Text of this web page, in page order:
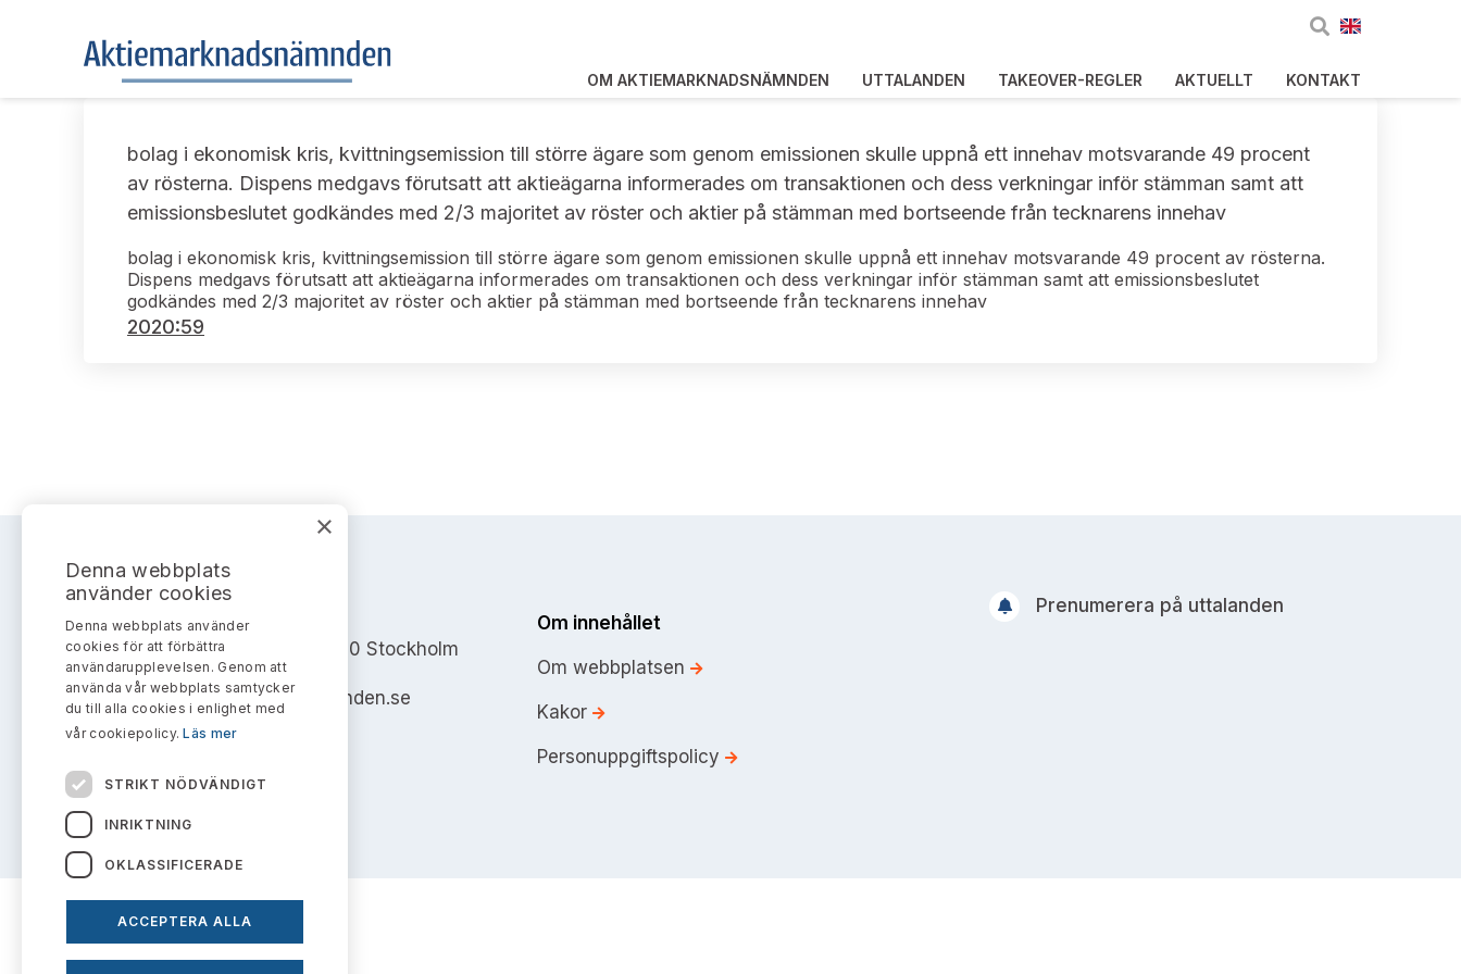
OM AKTIEMARKNADSNÄMNDEN UTTALANDEN TAKEOVER-REGLER AKTUELLT KONTAKT
bolag i ekonomisk kris, kvittningsemission till större ägare som genom emissionen skulle uppnå ett innehav motsvarande 49 procent
av rösterna. Dispens medgavs förutsatt att aktieägarna informerades om transaktionen och dess verkningar inför stämman samt att
emissionsbeslutet godkändes med 2/3 majoritet av röster och aktier på stämman med bortseende från tecknarens innehav
bolag i ekonomisk kris, kvittningsemission till större ägare som genom emissionen skulle uppnå ett innehav motsvarande 49 procent av rösterna.
Dispens medgavs förutsatt att aktieägarna informerades om transaktionen och dess verkningar inför stämman samt att emissionsbeslutet
godkändes med 2/3 majoritet av röster och aktier på stämman med bortseende från tecknarens innehav
2020:59
AKTIEMARKNADSNÄMNDEN
Address: Box 7354, 103 90 Stockholm
info@aktiemarknadsnamnden.se
Om innehållet
Om webbplatsen
Kakor
Personuppgiftspolicy
Prenumerera på uttalanden
×
Denna webbplats
använder cookies
Denna webbplats använder
cookies för att förbättra
användarupplevelsen. Genom att
använda vår webbplats samtycker
du till alla cookies i enlighet med
vår cookiepolicy.Läs mer
STRIKT NÖDVÄNDIGT
INRIKTNING
OKLASSIFICERADE
ACCEPTERA ALLA